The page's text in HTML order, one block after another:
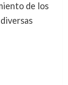
de los